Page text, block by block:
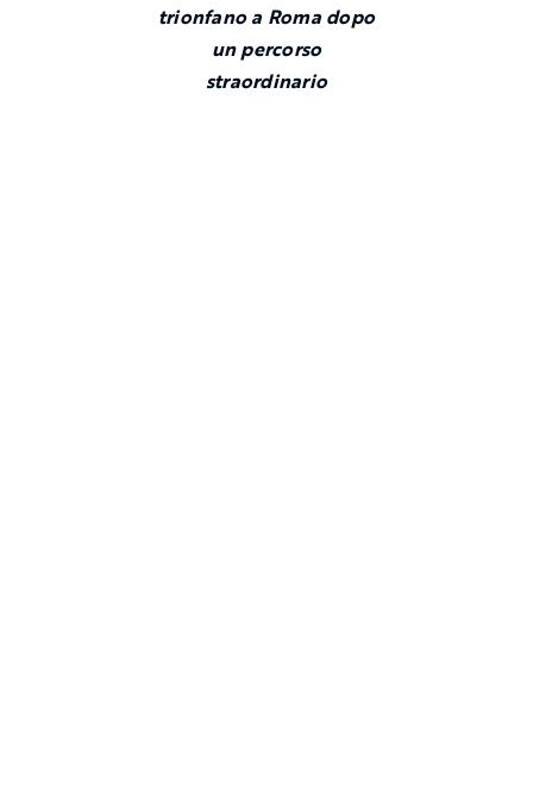
trionfano a Roma dopo
un percorso
straordinario